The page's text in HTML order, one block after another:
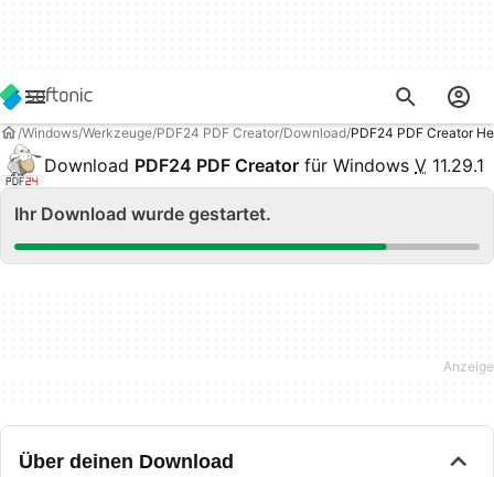
Windows Werkzeuge PDF24 PDF Creator Download PDF24 PDF Creator
Download PDF24 PDF Creator für Windows V 11.29.1
Ihr Download wurde gestartet.
Über deinen Download